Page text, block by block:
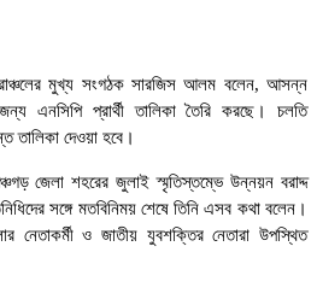
মুখ্য সংগঠক সারজিস আলম বলেন, আসন্ন
এনসিপি প্রার্থী তালিকা তৈরি করছে। চলতি
তালিকা দেওয়া হবে।
জেলা শহরের জুলাই স্মৃতিস্তম্ভে উন্নয়ন বরাদ্দ
সঙ্গে মতবিনিময় শেষে তিনি এসব কথা বলেন।
ও জাতীয় যুবশক্তির নেতারা উপস্থিত